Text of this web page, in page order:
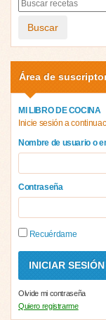
Buscar
Área de
MI LIBRO DE COCINA
Inicie sesión a
Nombre de usuario o
Contraseña
Recuérdame
Olvide mi contraseña
Quiero registrarme